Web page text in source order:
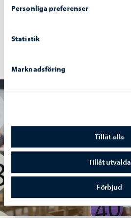
Personliga preferenser
Statistik
Marknadsföring
Tillåt alla
Tillåt utvalda
Förbjud